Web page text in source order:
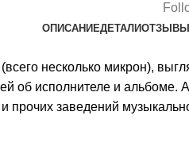
ОПИСАНИЕДЕТАЛИОТЗЫВЫ
несколько микрон),
об исполнителе и
заведений